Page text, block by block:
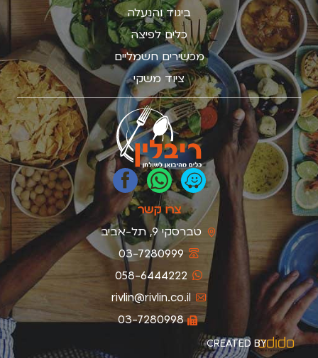
ביגוד והנעלה
כלים לפיצה
מכשירים חשמליים
ציוד משקי
צרו קשר
טברסקי 9, תל-אביב
03-7280999
058-6444222
rivlin@rivlin.co.il
03-7280998
CREATED BY